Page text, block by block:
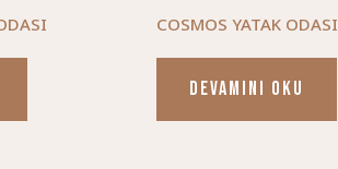
COSMOS YATAK ODASI
DEVAMINI OKU